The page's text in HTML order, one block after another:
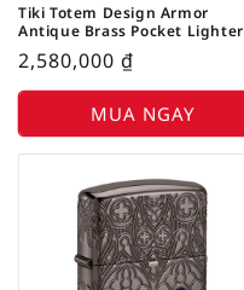
Tiki Totem Design Armor
Antique Brass Pocket Lighter
2,580,000 ₫
MUA NGAY